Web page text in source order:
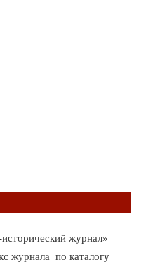
журнал»
журнала по каталогу